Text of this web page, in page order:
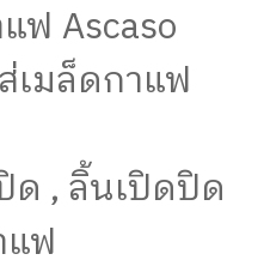
ฟ Ascaso
เมล็ดกาแฟ
, ลิ้นเปิดปิด
ฟ